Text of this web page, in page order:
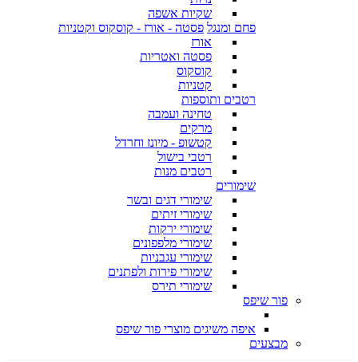
שקיות אשפה
פחם ומנגל פסטה - אורז - קוסקוס וקטניות
אורז
פסטה ואטריות
קוסקוס
קטניות
רטבים ותוספות
טחינה ועמבה
מרקים
קטשופ - מיונז וחרדל
רטבי בישול
רטבים מנות
שימורים
שימורי דגים ובשר
שימורי זיתים
שימורי ירקות
שימורי מלפפונים
שימורי עגבניות
שימורי פירות ולפתנים
שימורי תירס
פור שיפס
איפה משיגים מוצרי פור שיפס
מבצעים